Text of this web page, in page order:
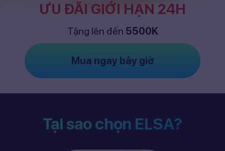
ƯU ĐÃI GIỚI HẠN 24H
Tặng lên đến 5500K
Mua ngay bây giờ
Tại sao chọn ELSA?